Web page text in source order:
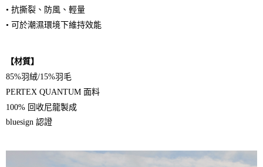
• 抗撕裂、防風、輕量
• 可於潮濕環境下維持效能
【材質】
85%羽絨/15%羽毛
PERTEX QUANTUM 面料
100% 回收尼龍製成
bluesign 認證